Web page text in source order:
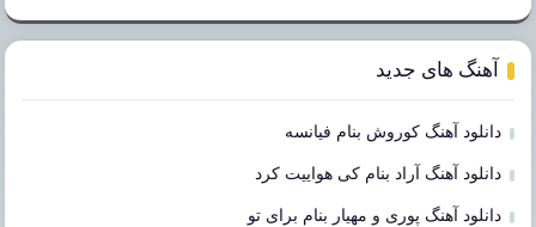
آهنگ های جدید
دانلود آهنگ کوروش بنام فیانسه
دانلود آهنگ آراد بنام کی هواییت کرد
دانلود آهنگ پوری و مهیار بنام برای تو